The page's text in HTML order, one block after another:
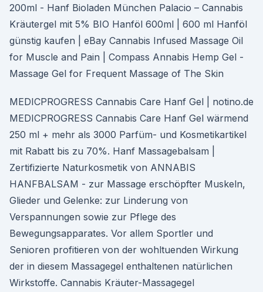
200ml - Hanf Bioladen München Palacio – Cannabis
Kräutergel mit 5% BIO Hanföl 600ml | 600 ml Hanföl
günstig kaufen | eBay Cannabis Infused Massage Oil
for Muscle and Pain | Compass Annabis Hemp Gel -
Massage Gel for Frequent Massage of The Skin
MEDICPROGRESS Cannabis Care Hanf Gel | notino.de
MEDICPROGRESS Cannabis Care Hanf Gel wärmend
250 ml + mehr als 3000 Parfüm- und Kosmetikartikel
mit Rabatt bis zu 70%. Hanf Massagebalsam |
Zertifizierte Naturkosmetik von ANNABIS
HANFBALSAM - zur Massage erschöpfter Muskeln,
Glieder und Gelenke: zur Linderung von
Verspannungen sowie zur Pflege des
Bewegungsapparates. Vor allem Sportler und
Senioren profitieren von der wohltuenden Wirkung
der in diesem Massagegel enthaltenen natürlichen
Wirkstoffe. Cannabis Kräuter-Massagegel